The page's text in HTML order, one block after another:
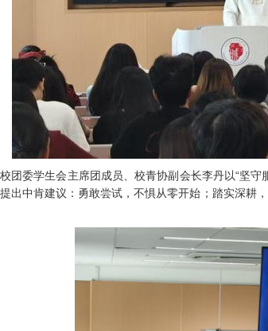
团委学生会主席团成员、校青协副会长李丹以“坚
出中肯建议：勇敢尝试，不惧从零开始；踏实深耕